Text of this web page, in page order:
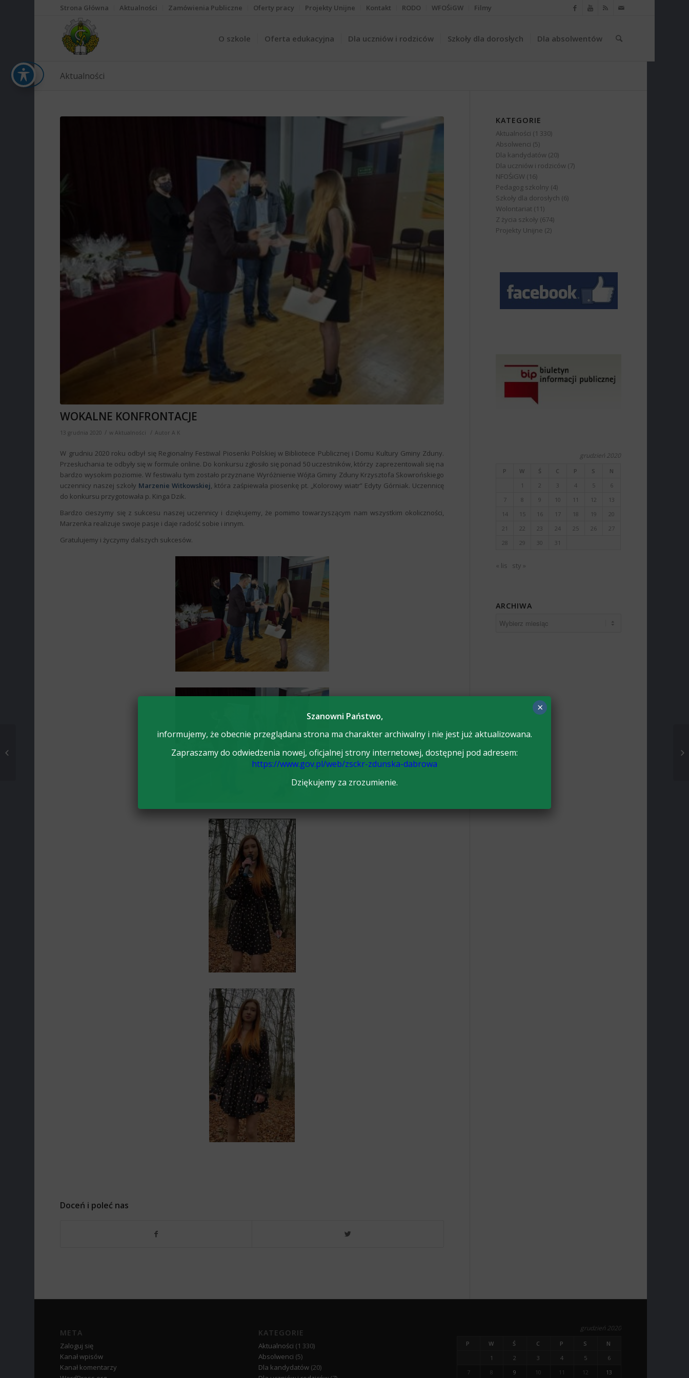
Strona Główna Aktualności Zamówienia Publiczne Oferty pracy Projekty Unijne Kontakt RODO WFOŚiGW Filmy
O szkole Oferta edukacyjna Dla uczniów i rodziców Szkoły dla dorosłych Dla absolwentów
Aktualności
WOKALNE KONFRONTACJE
13 grudnia 2020 / w Aktualności / Autor A K
W grudniu 2020 roku odbył się Regionalny Festiwal Piosenki Polskiej w Bibliotece Publicznej i Domu Kultury Gminy Zduny.
Przesłuchania te odbyły się w formule online. Do konkursu zgłosiło się ponad 50 uczestników, którzy zaprezentowali się na
bardzo wysokim poziomie. W festiwalu tym zostało przyznane Wyróżnienie Wójta Gminy Zduny Krzysztofa Skowrońskiego
uczennicy naszej szkoły Marzenie Witkowskiej, która zaśpiewała piosenkę pt. „Kolorowy wiatr” Edyty Górniak. Uczennicę
do konkursu przygotowała p. Kinga Dzik.
Bardzo cieszymy się z sukcesu naszej uczennicy i dziękujemy, że pomimo towarzyszącym nam wszystkim okoliczności,
Marzenka realizuje swoje pasje i daje radość sobie i innym.
Gratulujemy i życzymy dalszych sukcesów.
Doceń i poleć nas
KATEGORIE
Aktualności (1 330)
Absolwenci (5)
Dla kandydatów (20)
Dla uczniów i rodziców (7)
NFOŚiGW (16)
Pedagog szkolny (4)
Szkoły dla dorosłych (6)
Wolontariat (11)
Z życia szkoły (674)
Projekty Unijne (2)
grudzień 2020
P W Ś C P S
N
1
2 3 4 5
6
7
8 9 10 11 12
13
14
15 16 17 18 19
20
21
22 23 24 25 26
27
28
29 30 31
« lis sty »
ARCHIWA
META
Zaloguj się
Kanał wpisów
Kanał komentarzy
KATEGORIE
Aktualności (1 330)
Absolwenci (5)
Dla kandydatów(20)
grudzień 2020
P W Ś C P S
N
1
2 3 4 5
6
7
8 9 10 11 12 13
Szanowni Państwo,
informujemy, że obecnie przeglądana strona ma charakter archiwalny i nie jest już aktualizowana.
Zapraszamy do odwiedzenia nowej, oficjalnej strony internetowej, dostępnej pod adresem:
https://www.gov.pl/web/zsckr-zdunska-dabrowa
Dziękujemy za zrozumienie.
×